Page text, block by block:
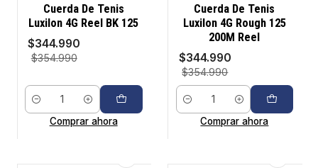
-3%
Cuerda De Tenis
Luxilon 4G Reel BK 125
$344.990
$354.990
Cantidad
Comprar ahora
-3%
Cuerda De Tenis
Luxilon 4G Rough 125
200M Reel
$344.990
$354.990
Cantidad
Comprar ahora